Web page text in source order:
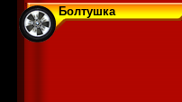
Болтушка